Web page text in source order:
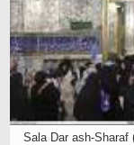
Sala Dar ash-Sharaf